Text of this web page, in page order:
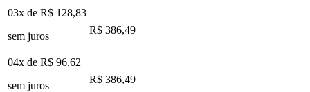
03x de R$ 128,83
sem juros
R$ 386,49
04x de R$ 96,62
sem juros
R$ 386,49